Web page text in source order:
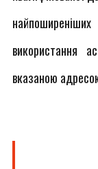
використання
вказаною